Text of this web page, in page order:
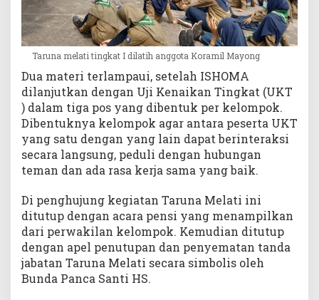
Taruna melati tingkat I dilatih anggota Koramil Mayong
Dua materi terlampaui, setelah ISHOMA
dilanjutkan dengan Uji Kenaikan Tingkat (UKT
) dalam tiga pos yang dibentuk per kelompok.
Dibentuknya kelompok agar antara peserta UKT
yang satu dengan yang lain dapat berinteraksi
secara langsung, peduli dengan hubungan
teman dan ada rasa kerja sama yang baik.
Di penghujung kegiatan Taruna Melati ini
ditutup dengan acara pensi yang menampilkan
dari perwakilan kelompok. Kemudian ditutup
dengan apel penutupan dan penyematan tanda
jabatan Taruna Melati secara simbolis oleh
Bunda Panca Santi HS.